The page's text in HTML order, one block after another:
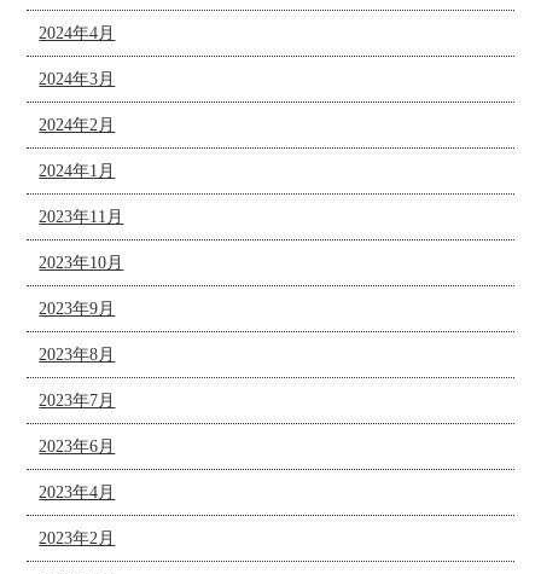
2024年4月
2024年3月
2024年2月
2024年1月
2023年11月
2023年10月
2023年9月
2023年8月
2023年7月
2023年6月
2023年4月
2023年2月